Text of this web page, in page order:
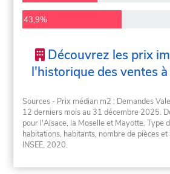
43,9%
Découvrez les prix
l'historique des ventes
Sources - Prix médian m2 : Demandes
12 derniers mois au 31 décembre 2025.
pour l'Alsace, la Moselle et Mayotte. Type
habitations, habitants, nombre de pièces
INSEE, 2020.